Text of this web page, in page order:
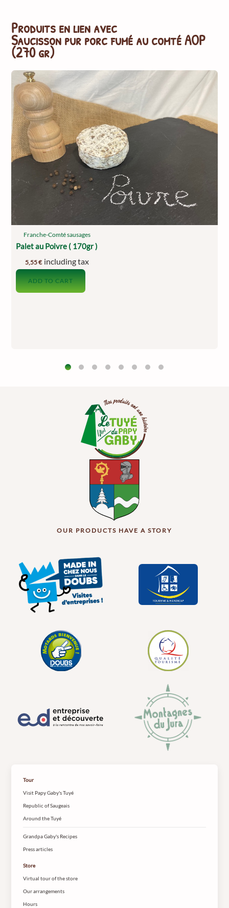
Produits en lien avec
Saucisson pur porc fumé au comté AOP
(270 gr)
Franche-Comté sausages
Palet au Poivre ( 170gr )
5,55€ including tax
ADD TO CART
OUR PRODUCTS HAVE A STORY
Tour
Visit Papy Gaby's Tuyé
Republic of Saugeais
Around the Tuyé
Grandpa Gaby's Recipes
Press articles
Store
Virtual tour of the store
Our arrangements
Hours